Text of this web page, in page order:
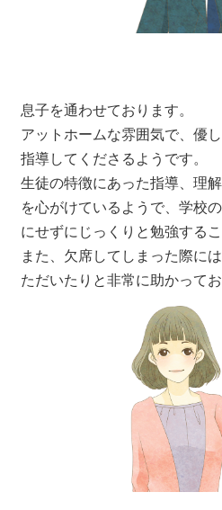
息子を通わせております。
アットホームな雰囲気で、優
指導してくださるようです。
生徒の特徴にあった指導、理
を心がけているようで、学校
にせずにじっくりと勉強するこ
また、欠席してしまった際に
ただいたりと非常に助かってお